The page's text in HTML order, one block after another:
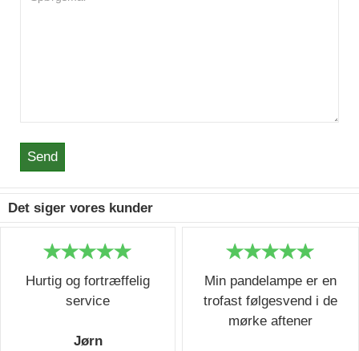
Send
Det siger vores kunder
Hurtig og fortræffelig
service
Jørn
Min pandelampe er en
trofast følgesvend i de
mørke aftener